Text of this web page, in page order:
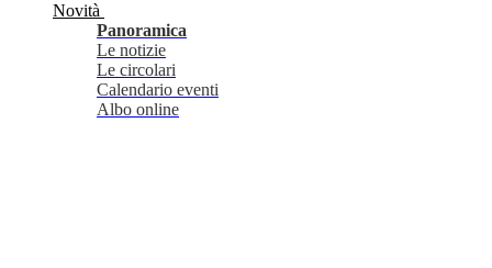
Novità
Panoramica
Le notizie
Le circolari
Calendario eventi
Albo online